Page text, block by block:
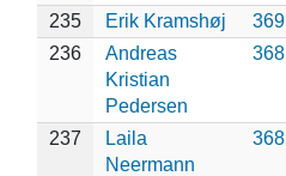
235 Erik Kramshøj
369
236
Andreas
Kristian
Pedersen
368
237
Laila
Neermann
368